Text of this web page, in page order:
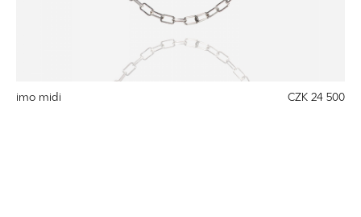
imo midi CZK 24 500